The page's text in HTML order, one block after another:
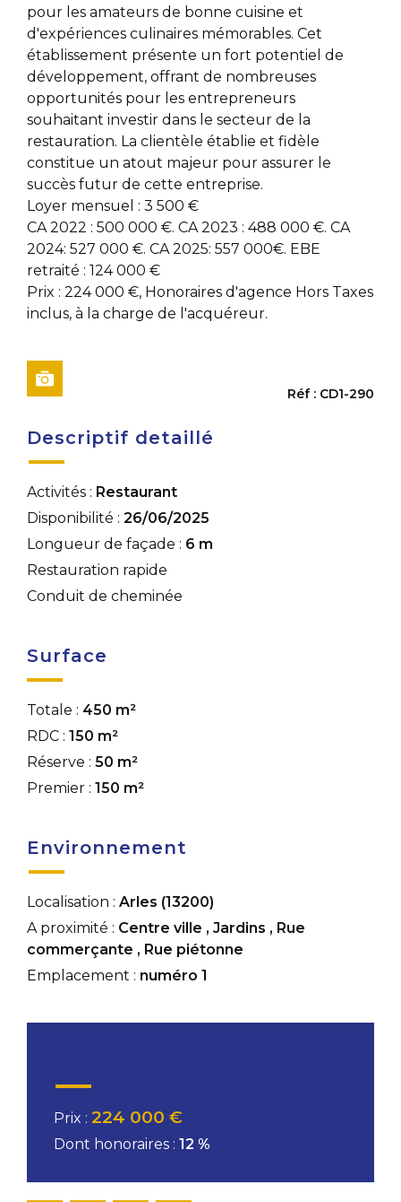
pour les amateurs de bonne cuisine et
d'expériences culinaires mémorables. Cet
établissement présente un fort potentiel de
développement, offrant de nombreuses
opportunités pour les entrepreneurs
souhaitant investir dans le secteur de la
restauration. La clientèle établie et fidèle
constitue un atout majeur pour assurer le
succès futur de cette entreprise.
Loyer mensuel : 3 500 €
CA 2022 : 500 000 €. CA 2023 : 488 000 €. CA
2024: 527 000 €. CA 2025: 557 000€. EBE
retraité : 124 000 €
Prix : 224 000 €, Honoraires d'agence Hors Taxes
inclus, à la charge de l'acquéreur.
Réf : CD1-290
Descriptif detaillé
Activités : Restaurant
Disponibilité : 26/06/2025
Longueur de façade : 6 m
Restauration rapide
Conduit de cheminée
Surface
Totale : 450 m²
RDC : 150 m²
Réserve : 50 m²
Premier : 150 m²
Environnement
Localisation : Arles (13200)
A proximité : Centre ville , Jardins , Rue
commerçante , Rue piétonne
Emplacement : numéro 1
Prix : 224 000 €
Dont honoraires : 12 %